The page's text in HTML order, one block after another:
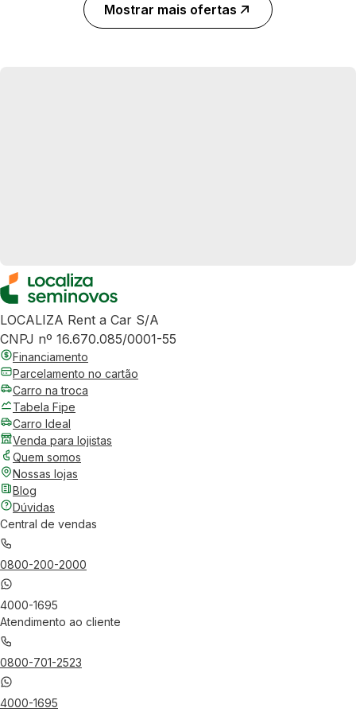
Mostrar mais ofertas
LOCALIZA Rent a Car S/A
CNPJ nº 16.670.085/0001-55
Financiamento
Parcelamento no cartão
Carro na troca
Tabela Fipe
Carro Ideal
Venda para lojistas
Quem somos
Nossas lojas
Blog
Dúvidas
Central de vendas
0800-200-2000
4000-1695
Atendimento ao cliente
0800-701-2523
4000-1695